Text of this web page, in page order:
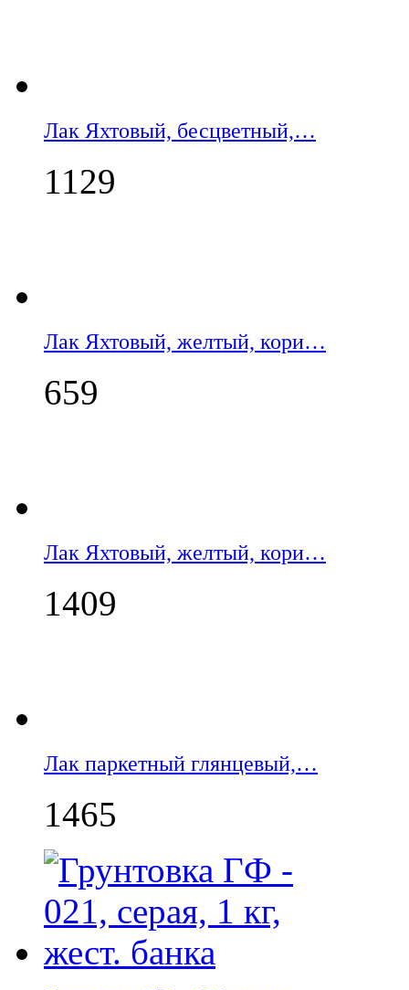
Лак Яхтовый, бесцветный,…
1129
Лак Яхтовый, желтый, кори…
659
Лак Яхтовый, желтый, кори…
1409
Лак паркетный глянцевый,…
1465